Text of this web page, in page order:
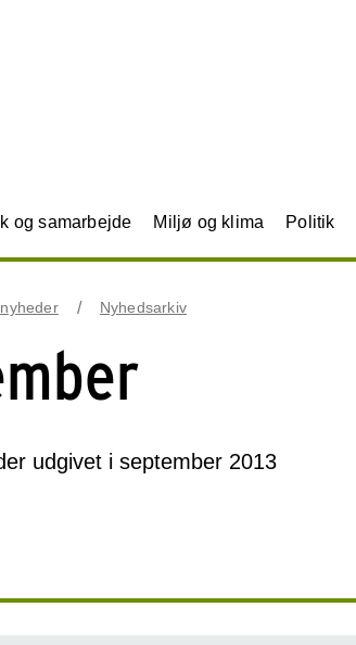
og samarbejde Miljø og klima Politik
Nyhedsarkiv
udgivet i september 2013